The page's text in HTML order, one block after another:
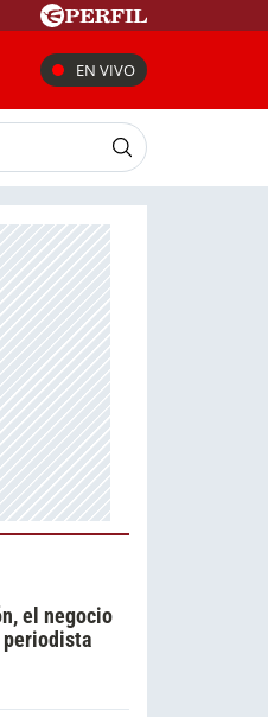
EN VIVO
el negocio
periodista